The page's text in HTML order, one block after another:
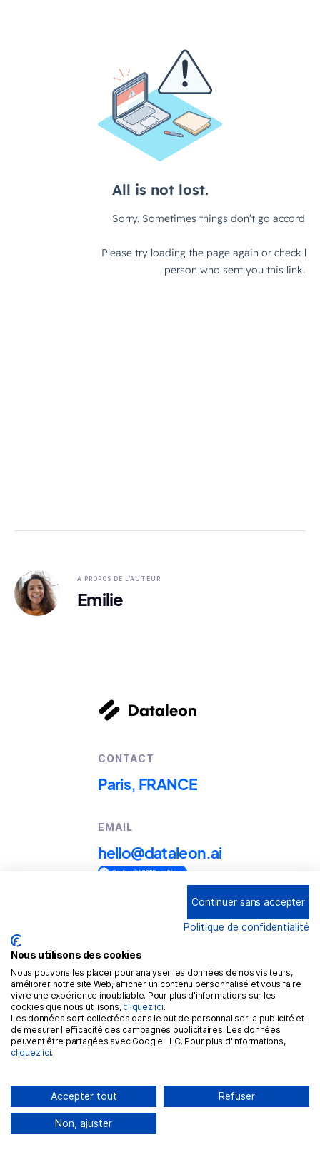
A PROPOS DE L'AUTEUR
Emilie
CONTACT
Paris, FRANCE
EMAIL
hello@dataleon.ai
Conditions générales d'utilisation
Mention légales
Politique de confidentialité
Politique de cookies
RGPD
Continuer sans accepter
Politique de confidentialité
Nous utilisons des cookies
Nous pouvons les placer pour analyser les données de nos visiteurs,
améliorer notre site Web, afficher un contenu personnalisé et vous faire
vivre une expérience inoubliable. Pour plus d'informations sur les
cookies que nous utilisons, cliquez ici.
Les données sont collectées dans le but de personnaliser la publicité et
de mesurer l'efficacité des campagnes publicitaires. Les données
peuvent être partagées avec Google LLC. Pour plus d'informations,
cliquez ici.
Accepter tout Refuser
Non, ajuster